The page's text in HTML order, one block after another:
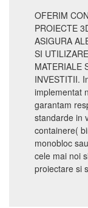
OFERIM
PROIECTE
ASIGURA
SI
MATERIALE
INVESTITII.
implementat
garantam
standarde in
containere(
monobloc
cele mai noi
proiectare si